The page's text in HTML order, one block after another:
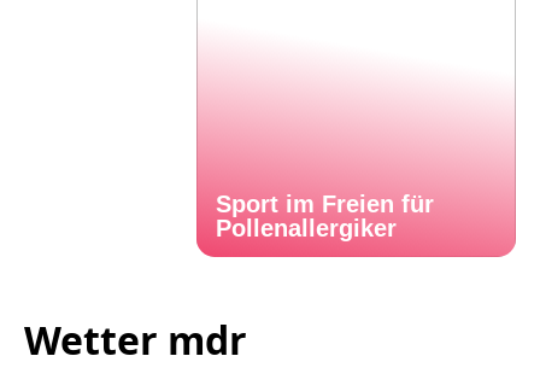
Sport im Freien für
Pollenallergiker
Wetter mdr